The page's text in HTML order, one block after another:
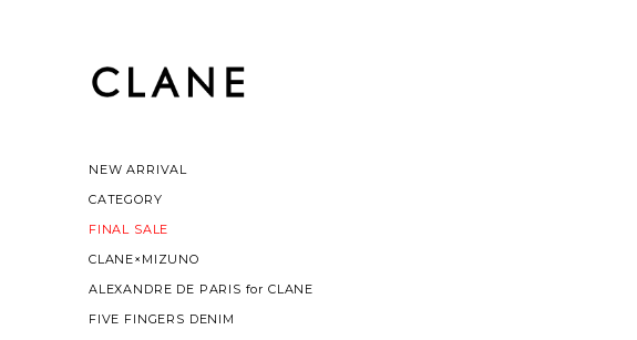
NEW ARRIVAL
CATEGORY
FINAL SALE
CLANE×MIZUNO
ALEXANDRE DE PARIS for CLANE
FIVE FINGERS DENIM